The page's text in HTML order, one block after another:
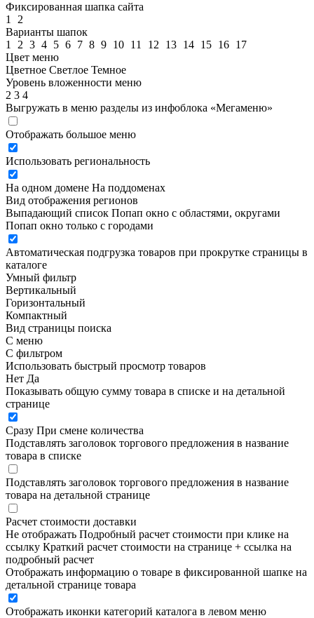
Фиксированная шапка сайта
1
2
Варианты шапок
1
2 3 4 5 6 7 8 9 10 11 12 13 14 15 16 17
Цвет меню
Цветное Светлое Темное
Уровень вложенности меню
2 3 4
Выгружать в меню разделы из инфоблока «Мегаменю»
Отображать большое меню
Использовать региональность
На одном домене На поддоменах
Вид отображения регионов
Выпадающий список Попап окно c областями, округами
Попап окно только с городами
Автоматическая подгрузка товаров при прокрутке страницы в
каталоге
Умный фильтр
Вертикальный
Горизонтальный
Компактный
Вид страницы поиска
С меню
С фильтром
Использовать быстрый просмотр товаров
Нет Да
Показывать общую сумму товара в списке и на детальной
странице
Сразу При смене количества
Подставлять заголовок торгового предложения в название
товара в списке
Подставлять заголовок торгового предложения в название
товара на детальной странице
Расчет стоимости доставки
Не отображать Подробный расчет стоимости при клике на
ссылку Краткий расчет стоимости на странице + ссылка на
подробный расчет
Отображать информацию о товаре в фиксированной шапке на
детальной странице товара
Отображать иконки категорий каталога в левом меню